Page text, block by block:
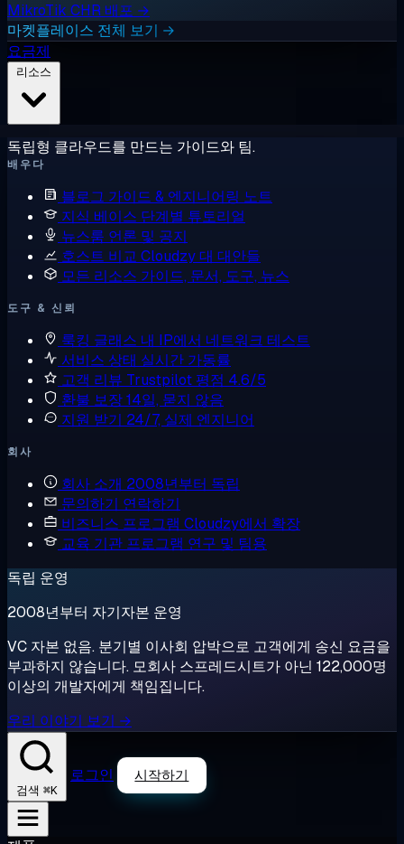
MikroTik CHR 배포 →
마켓플레이스 전체 보기 →
요금제
독립형 클라우드를 만드는 가이드와 팀.
배우다
블로그 가이드 & 엔지니어링 노트
지식 베이스 단계별 튜토리얼
뉴스룸 언론 및 공지
호스트 비교 Cloudzy 대 대안들
모든 리소스 가이드, 문서, 도구, 뉴스
도구 & 신뢰
룩킹 글래스 내 IP에서 네트워크 테스트
서비스 상태 실시간 가동률
고객 리뷰 Trustpilot 평점 4.6/5
환불 보장14일, 묻지 않음
지원 받기 24/7, 실제 엔지니어
회사
회사 소개 2008년부터 독립
문의하기 연락하기
비즈니스 프로그램 Cloudzy에서 확장
교육 기관 프로그램 연구 및 팀용
독립 운영
2008년부터 자기자본 운영
VC 자본 없음. 분기별 이사회 압박으로 고객에게 송신 요금을
부과하지 않습니다. 모회사 스프레드시트가 아닌 122,000명
이상의 개발자에게 책임집니다.
우리 이야기 보기 →
검색 ⌘K
로그인 시작하기